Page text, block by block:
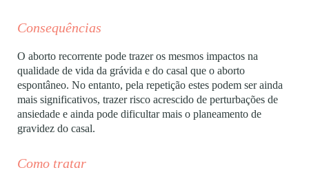
Consequências
O aborto recorrente pode trazer os mesmos impactos na
qualidade de vida da grávida e do casal que o aborto
espontâneo. No entanto, pela repetição estes podem ser ainda
mais significativos, trazer risco acrescido de perturbações de
ansiedade e ainda pode dificultar mais o planeamento de
gravidez do casal.
Como tratar